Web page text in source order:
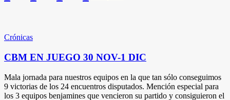
Crónicas
CBM EN JUEGO 30 NOV-1 DIC
Mala jornada para nuestros equipos en la que tan sólo conseguimos
9 victorias de los 24 encuentros disputados. Mención especial para
los 3 equipos benjamines que vencieron su partido y consiguieron el